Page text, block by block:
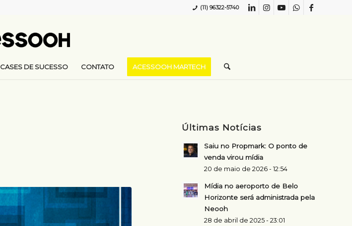
(11) 96322-5740
CASES DE SUCESSO CONTATO ACESSOOH MARTECH
Últimas Notícias
Saiu no Propmark: O ponto de
venda virou mídia
20 de maio de 2026 - 12:54
Mídia no aeroporto de Belo
Horizonte será administrada pela
Neooh
28 de abril de 2025 - 23:01